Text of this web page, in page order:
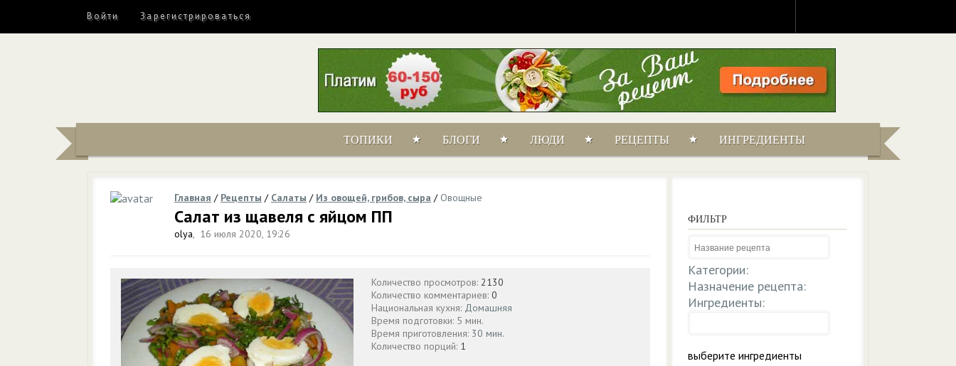
Войти Зарегистрироваться
ТОПИКИ БЛОГИ ЛЮДИ РЕЦЕПТЫ ИНГРЕДИЕНТЫ
Главная / Рецепты / Салаты / Из овощей, грибов, сыра / Овощные
Салат из щавеля с яйцом ПП
olya, 16 июля 2020, 19:26
Количество просмотров: 2130
Количество комментариев: 0
Национальная кухня: Домашняя
Время подготовки: 5 мин.
Время приготовления: 30 мин.
Количество порций: 1
ФИЛЬТР
Категории:
Назначение рецепта:
Ингредиенты:
выберите ингредиенты